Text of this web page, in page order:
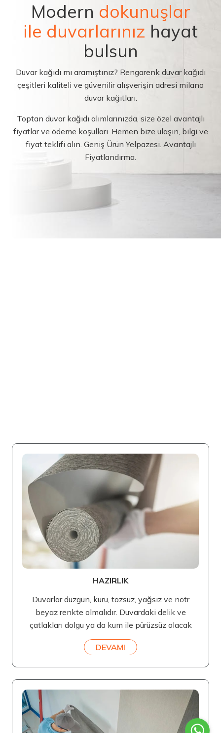
Modern dokunuşlar
ile duvarlarınız hayat
bulsun
Duvar kağıdı mı aramıştınız? Rengarenk duvar kağıdı
çeşitleri kaliteli ve güvenilir alışverişin adresi milano
duvar kağıtları.
Toptan duvar kağıdı alımlarınızda, size özel avantajlı
fiyatlar ve ödeme koşulları. Hemen bize ulaşın, bilgi ve
fiyat teklifi alın. Geniş Ürün Yelpazesi. Avantajlı
Fiyatlandırma.
HAZIRLIK
Duvarlar düzgün, kuru, tozsuz, yağsız ve nötr
beyaz renkte olmalıdır. Duvardaki delik ve
çatlakları dolgu ya da kum ile pürüzsüz olacak
DEVAMI